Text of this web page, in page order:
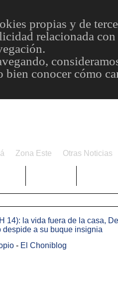
propias y de
relacionada
bien conocer cómo
Zona Este Otras Noticias
14): la vida fuera de la casa,
despide a su buque insignia
- El Choniblog